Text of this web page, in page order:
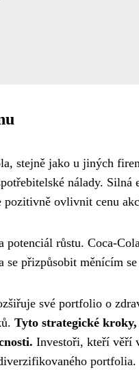
stejně jako u jiných
nálady.
pozitivně ovlivnit cenu
růstu. Coca-
přizpůsobit měnícím
své portfolio o
Tyto strategické
Investoři, kteří věří
portfolia.